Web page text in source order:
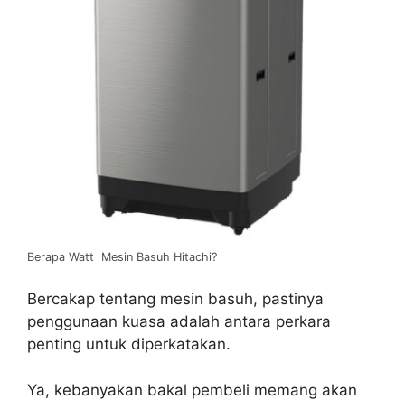
Berapa Watt Mesin Basuh Hitachi?
Bercakap tentang mesin basuh, pastinya
penggunaan kuasa adalah antara perkara
penting untuk diperkatakan.
Ya, kebanyakan bakal pembeli memang akan